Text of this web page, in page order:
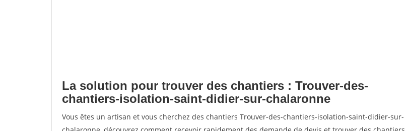
La solution pour trouver des chantiers : Trouver-des-
chantiers-isolation-saint-didier-sur-chalaronne
Vous êtes un artisan et vous cherchez des chantiers Trouver-des-chantiers-isolation-saint-didier-sur-